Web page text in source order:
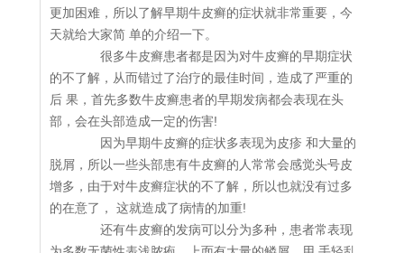
更加困难，所以了解早期牛皮癣的症状就非常重要，今
天就给大家简 单的介绍一下。
很多牛皮癣患者都是因为对牛皮癣的早期症状
的不了解，从而错过了治疗的最佳时间，造成了严重的
后 果，首先多数牛皮癣患者的早期发病都会表现在头
部，会在头部造成一定的伤害!
因为早期牛皮癣的症状多表现为皮疹 和大量的
脱屑，所以一些头部患有牛皮癣的人常常会感觉头号皮
增多，由于对牛皮癣症状的不了解，所以也就没有过多
的在意了， 这就造成了病情的加重!
还有牛皮癣的发病可以分为多种，患者常表现